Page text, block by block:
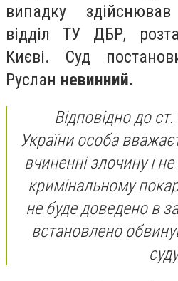
випадку
відділ ТУ ДБР,
Києві. Суд
Руслан невинний.
Відповіднодо ст.
України особа
вчиненні злочинуі
кримінальному
не буде доведено в
встановлено